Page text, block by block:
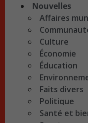
Nouvelles
Affaires
Culture
Économie
Éducation
Faits divers
Politique
Santé et